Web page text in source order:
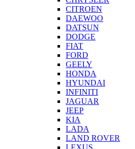
CITROEN
DAEWOO
DATSUN
DODGE
FIAT
FORD
GEELY
HONDA
HYUNDAI
INFINITI
JAGUAR
JEEP
KIA
LADA
LAND ROVER
LEXUS